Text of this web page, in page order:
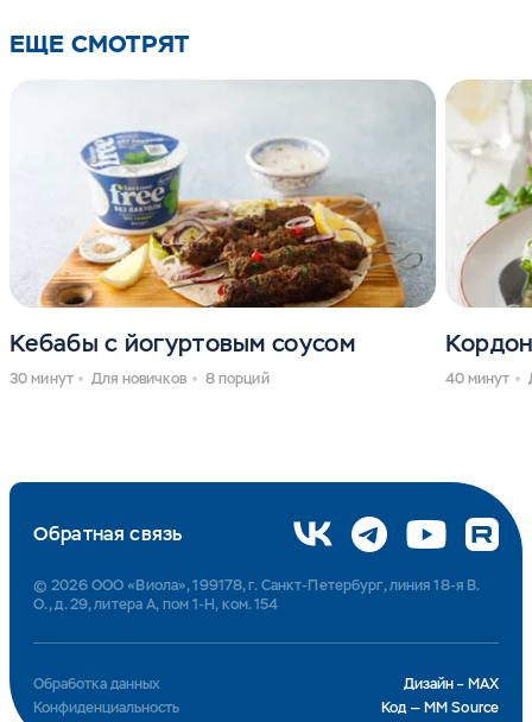
ЕЩЕ СМОТРЯТ
Кебабы с йогуртовым соусом
30 минут Для новичков 8 порций 40 минут
Дизайн – MAX
Обработка данных
Код — MM Source
Конфиденциальность
Обратная связь
© 2026 ООО «Виола», 199178, г. Санкт-Петербург, линия 18-я В.
О., д. 29, литера А, пом 1-Н, ком. 154